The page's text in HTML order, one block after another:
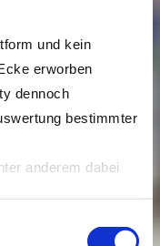
und kein
erworben
dennoch
bestimmter
anderem dabei
personalisiert und